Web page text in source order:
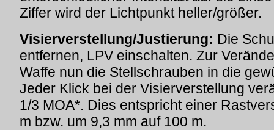
Ziffer wird der Lichtpunkt heller/größer.
Visierverstellung/Justierung: Die
entfernen, LPV einschalten. Zur
Waffe nun die Stellschrauben in die
Jeder Klick bei der Visierverstellung
1/3 MOA*. Dies entspricht einer
m bzw. um 9,3 mm auf 100 m.